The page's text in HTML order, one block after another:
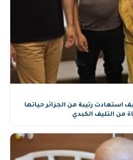
استعادت رتيبة من الجزائر حياتها